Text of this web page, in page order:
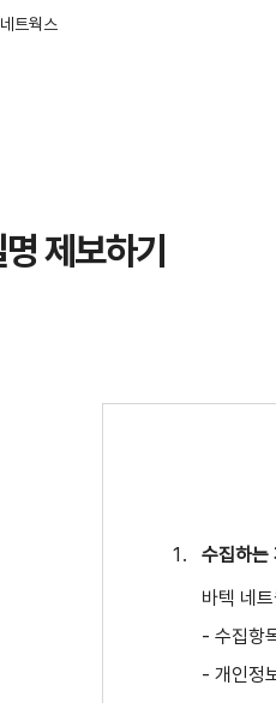
트웍스
제보하기
수집하는
바텍 네
- 수집항
- 개인정